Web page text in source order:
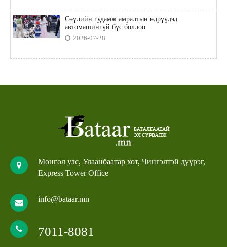
Сөүлийн гудамж амралтын өдрүүдэд
автомашингүй бүс боллоо
2026-07-28
Монгол улс, Улаанбаатар хот, Чингэлтэй дүүрэг,
Express Tower Office
info@bataar.mn
7011-8081